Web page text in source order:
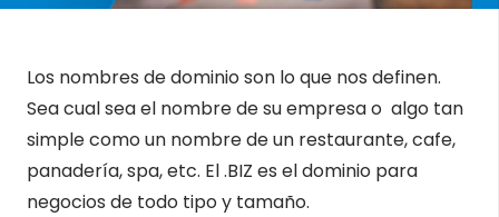
Los nombres de dominio son lo que nos definen.
Sea cual sea el nombre de su empresa o algo tan
simple como un nombre de un restaurante, cafe,
panadería, spa, etc. El .BIZ es el dominio para
negocios de todo tipo y tamaño.